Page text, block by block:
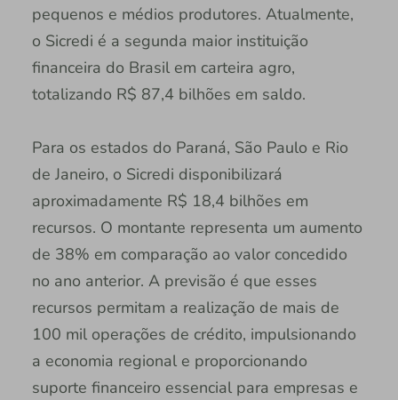
pequenos e médios produtores. Atualmente,
o Sicredi é a segunda maior instituição
financeira do Brasil em carteira agro,
totalizando R$ 87,4 bilhões em saldo.
Para os estados do Paraná, São Paulo e Rio
de Janeiro, o Sicredi disponibilizará
aproximadamente R$ 18,4 bilhões em
recursos. O montante representa um aumento
de 38% em comparação ao valor concedido
no ano anterior. A previsão é que esses
recursos permitam a realização de mais de
100 mil operações de crédito, impulsionando
a economia regional e proporcionando
suporte financeiro essencial para empresas e